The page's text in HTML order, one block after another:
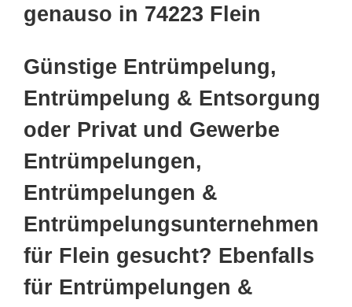
genauso in 74223 Flein
Günstige Entrümpelung,
Entrümpelung & Entsorgung
oder Privat und Gewerbe
Entrümpelungen,
Entrümpelungen &
Entrümpelungsunternehmen
für Flein gesucht? Ebenfalls
für Entrümpelungen &